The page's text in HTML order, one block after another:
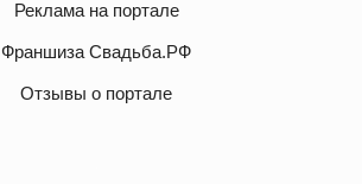
Реклама на портале
Франшиза Свадьба.РФ
Отзывы о портале